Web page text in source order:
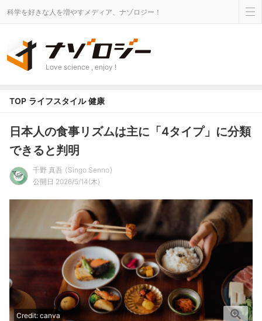
科学を好きな人を増やすメディア、ナゾロジー！
Love science , enjoy !
TOP ライフスタイル 健康
日本人の食事リズムは主に「4タイプ」に分類
できると判明
千野 真吾
Singo Senno
公開日 2026/5/14(木)
Credit: canva